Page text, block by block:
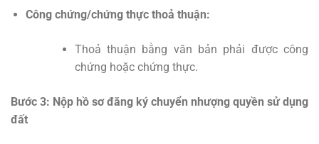
Công chứng/chứng thực thoả thuận:
Thoả thuận bằng văn bản phải được công
chứng hoặc chứng thực.
Bước 3: Nộp hồ sơ đăng ký chuyển nhượng quyền sử dụng
đất